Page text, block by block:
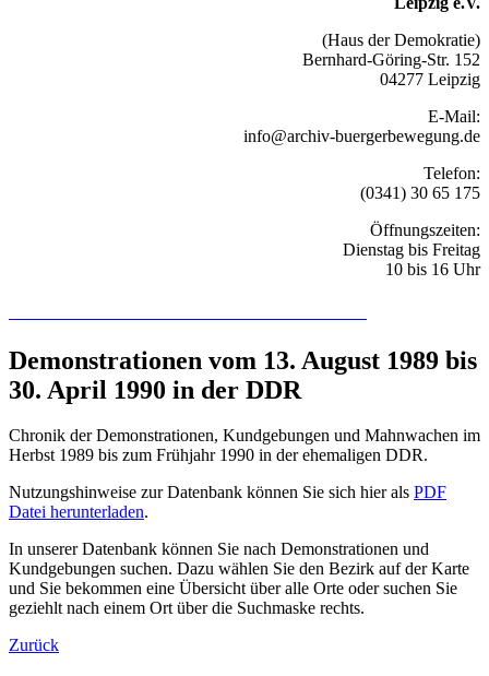
(Haus der Demokratie)
Bernhard-Göring-Str. 152
04277 Leipzig
E-Mail:
info@archiv-buergerbewegung.de
Telefon:
(0341) 30 65 175
Öffnungszeiten:
Dienstag bis Freitag
10 bis 16 Uhr
Demonstrationen vom 13. August 1989 bis
30. April 1990 in der DDR
Chronik der Demonstrationen, Kundgebungen und Mahnwachen im
Herbst 1989 bis zum Frühjahr 1990 in der ehemaligen DDR.
Nutzungshinweise zur Datenbank können Sie sich hier als PDF
Datei herunterladen.
In unserer Datenbank können Sie nach Demonstrationen und
Kundgebungen suchen. Dazu wählen Sie den Bezirk auf der Karte
und Sie bekommen eine Übersicht über alle Orte oder suchen Sie
geziehlt nach einem Ort über die Suchmaske rechts.
Zurück